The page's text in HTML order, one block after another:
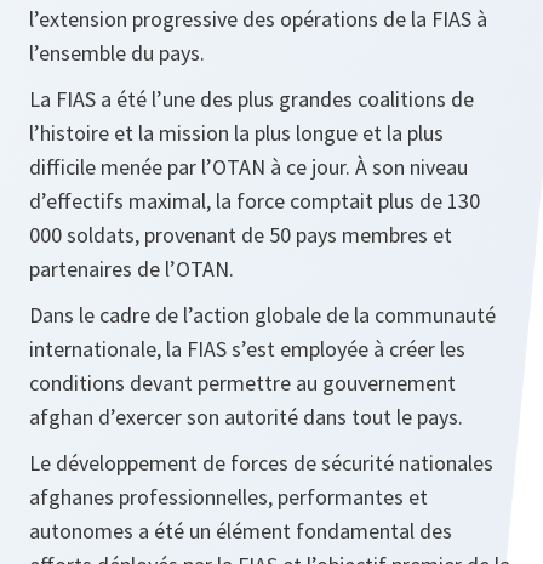
l’extension progressive des opérations de la FIAS à
l’ensemble du pays.
La FIAS a été l’une des plus grandes coalitions de
l’histoire et la mission la plus longue et la plus
difficile menée par l’OTAN à ce jour. À son niveau
d’effectifs maximal, la force comptait plus de 130
000 soldats, provenant de 50 pays membres et
partenaires de l’OTAN.
Dans le cadre de l’action globale de la communauté
internationale, la FIAS s’est employée à créer les
conditions devant permettre au gouvernement
afghan d’exercer son autorité dans tout le pays.
Le développement de forces de sécurité nationales
afghanes professionnelles, performantes et
autonomes a été un élément fondamental des